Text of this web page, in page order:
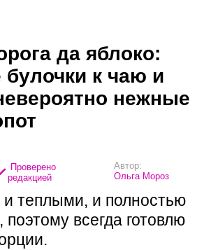
да яблоко:
к чаю и
нежные
Проверено
редакцией
Автор:
Ольга Мороз
теплыми, и полностью
всегда готовлю